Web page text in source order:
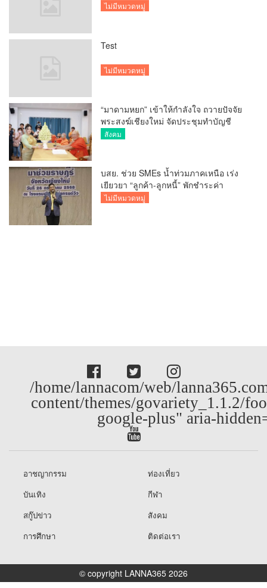
ไม่มีหมวดหมู่
Test
ไม่มีหมวดหมู่
“มาดามหยก” เข้าให้กำลังใจ ถวายปัจจัย
พระสงฆ์เชียงใหม่ จัดประชุมทำบัญชี
รายรับรายจ่ายของวัด กว่า 300 รูป ที่วัด
สังคม
บสย. ช่วย SMEs น้ำท่วมภาคเหนือ เร่ง
เยียวยา “ลูกค้า-ลูกหนี้” พักชำระค่า
ธรรมเนียม-ค่างวด
ไม่มีหมวดหมู่
/home/lannacom/web/
content/themes/govariety_1.1.2/
google-plus" aria-
อาชญากรรม
ท่องเที่ยว
บันเทิง
กีฬา
สกู๊ปข่าว
สังคม
การศึกษา
ติดต่อเรา
© copyright LANNA365 2026